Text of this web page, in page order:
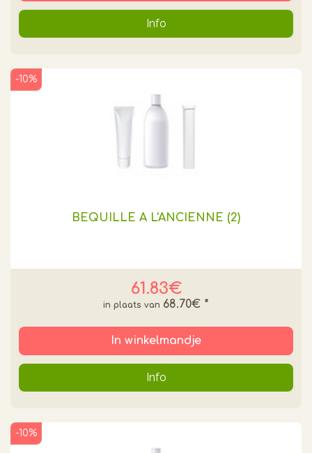
Info
BEQUILLE A L'ANCIENNE (2)
61.83€
-10%
68.70€ *
In winkelmandje
Info
-10%